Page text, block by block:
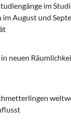
im
August und
neuen